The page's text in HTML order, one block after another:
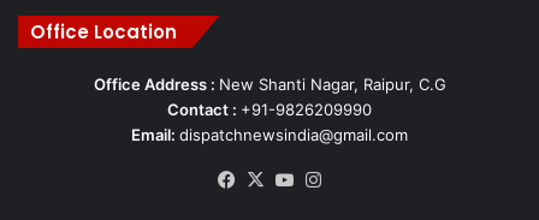
Office Location
Office Address : New Shanti Nagar, Raipur, C.G
Contact : +91-9826209990
Email: dispatchnewsindia@gmail.com
Facebook
X YouTube